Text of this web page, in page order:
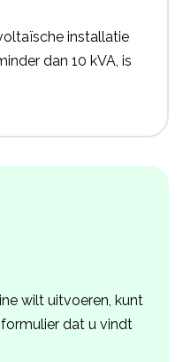
installatie
dan 10 kVA, is
wilt uitvoeren, kunt
dat u vindt